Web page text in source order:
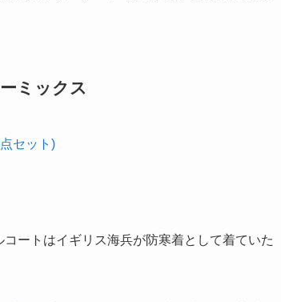
ミックス
ートはイギリス海兵が防寒着として着ていた